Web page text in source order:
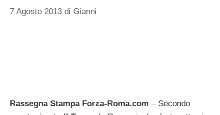
7 Agosto 2013 di Gianni
Rassegna Stampa Forza-Roma.com – Secondo